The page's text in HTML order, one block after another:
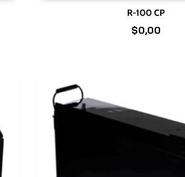
R-100 CP
$0,00